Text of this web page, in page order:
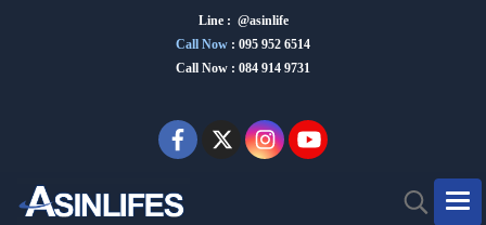
Line : @asinlife
Call Now : 095 952 6514
Call Now : 084 914 9731